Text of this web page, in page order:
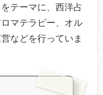
テーマに、西洋占
マテラピー、オル
などを行っていま